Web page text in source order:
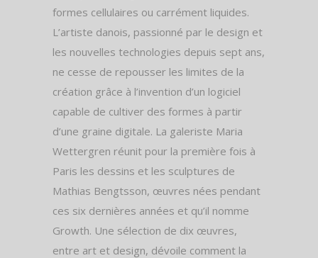
formes cellulaires ou carrément liquides.
L’artiste danois, passionné par le design et
les nouvelles technologies depuis sept ans,
ne cesse de repousser les limites de la
création grâce à l’invention d’un logiciel
capable de cultiver des formes à partir
d’une graine digitale. La galeriste Maria
Wettergren réunit pour la première fois à
Paris les dessins et les sculptures de
Mathias Bengtsson, œuvres nées pendant
ces six dernières années et qu’il nomme
Growth. Une sélection de dix œuvres,
entre art et design, dévoile comment la